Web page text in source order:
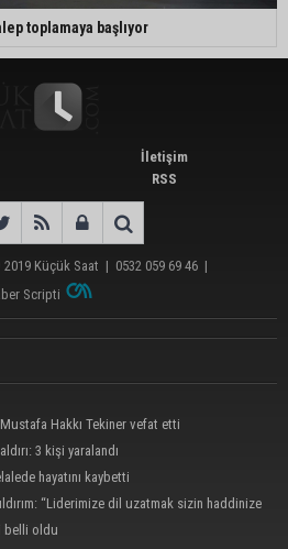
toplamaya başlıyor
İletişim
RSS
2019 Küçük Saat | 0532 059 69 46 |
Scripti
Hakkı Tekiner vefat etti
3 kişi yaralandı
hayatını kaybetti
“Liderimize dil uzatmak sizin haddinize
belli oldu